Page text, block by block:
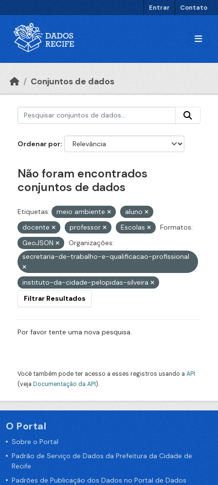
Entrar Contato
Conjuntos de dados
Ordenar por
Não foram encontrados
conjuntos de dados
Etiquetas: meio ambiente
aluno
docente
professor Escolas
Formatos:
GeoJSON
Organizações:
secretaria-de-trabalho-e-qualificacao-profissional
instituto-da-cidade-pelopidas-silveira
Filtrar Resultados
Por favor tente uma nova pesquisa.
Você também pode ter acesso a esses registros usando a API
(veja Documentação da API).
O Portal
Sobre o Portal
Padrão de Serviço de Dados da Prefeitura da Cidade de
Recife
Padrões de Publicação dos Dados no Portal de Dados